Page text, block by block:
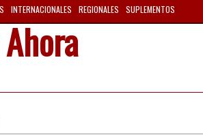
INTERNACIONALES REGIONALES SUPLEMENTOS